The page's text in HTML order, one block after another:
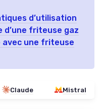
d’utilisation
friteuse gaz
une friteuse
Claude Mistral